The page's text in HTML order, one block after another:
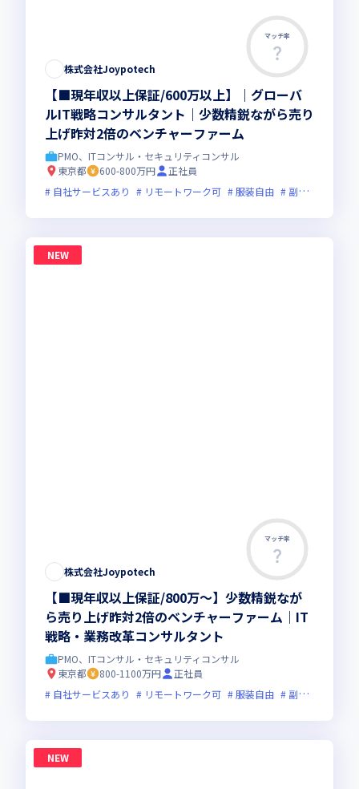
マッチ率
株式会社Joypotech
【■現年収以上保証/600万以上】｜グローバ
ルIT戦略コンサルタント｜少数精鋭ながら売り
上げ昨対2倍のベンチャーファーム
PMO、ITコンサル・セキュリティコンサル
東京都
600-800万円
正社員
自社サービスあり
リモートワーク可 服装自由 副業可
NEW
マッチ率
株式会社Joypotech
【■現年収以上保証/800万～】少数精鋭なが
ら売り上げ昨対2倍のベンチャーファーム｜IT
戦略・業務改革コンサルタント
PMO、ITコンサル・セキュリティコンサル
東京都
800-1100万円
正社員
自社サービスあり
リモートワーク可 服装自由 副業可
NEW